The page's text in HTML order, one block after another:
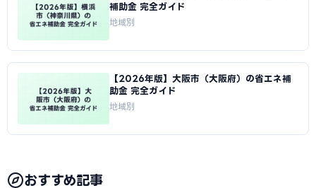
補助金 完全ガイド
地域別
【2026年版】大阪市（大阪府）の省エネ補
助金 完全ガイド
地域別
おすすめ記事